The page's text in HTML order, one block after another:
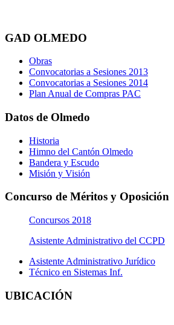
GAD OLMEDO
Obras
Convocatorias a Sesiones 2013
Convocatorias a Sesiones 2014
Plan Anual de Compras PAC
Datos de Olmedo
Historia
Himno del Cantón Olmedo
Bandera y Escudo
Misión y Visión
Concurso de Méritos y Oposición
Concursos 2018
Asistente Administrativo del CCPD
Asistente Administrativo Jurídico
Técnico en Sistemas Inf.
UBICACIÓN